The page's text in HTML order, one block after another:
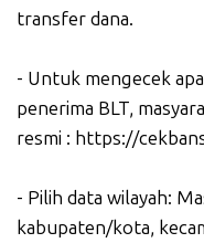
transfer dana.
- Untuk mengecek
penerima BLT,
resmi : https://
- Pilih data wilayah:
kabupaten/kota,